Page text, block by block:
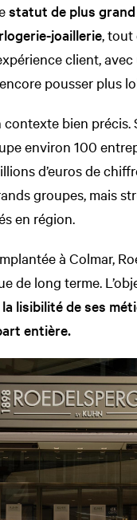
statut de plus
joaillerie ,
client,
pousser plus
bien précis.
environ 100
d’euros de
groupes, mais
en région.
à Colmar,
de long terme.
lisibilité de ses
entière.